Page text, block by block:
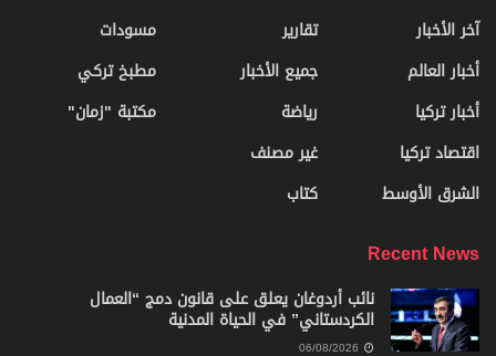
آخر الأخبار
أخبار العالم
أخبار تركيا
اقتصاد تركيا
الشرق الأوسط
تقارير
جميع الأخبار
رياضة
غير مصنف
كتاب
مسودات
مطبخ تركي
مكتبة "زمان"
Recent News
نائب أردوغان يعلق على قانون دمج “العمال
الكردستاني” في الحياة المدنية